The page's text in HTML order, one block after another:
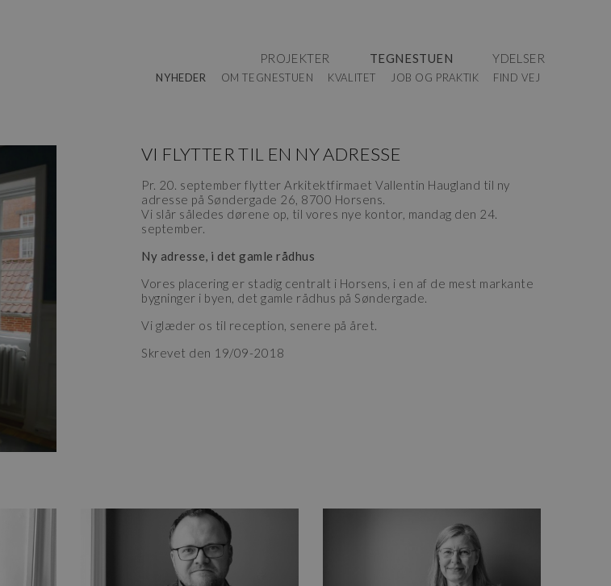
PROJEKTER TEGNESTUEN
NYHEDER OM TEGNESTUEN KVALITET JOB OG PRAKTIK FIND VEJ
YDELSER
VI FLYTTER TIL EN NY ADRESSE
Pr. 20. september flytter Arkitektfirmaet Vallentin Haugland til ny
adresse på Søndergade 26, 8700 Horsens.
Vi slår således dørene op, til vores nye kontor, mandag den 24.
september.
Ny adresse, i det gamle rådhus
Vores placering er stadig centralt i Horsens, i en af de mest markante
bygninger i byen, det gamle rådhus på Søndergade.
Vi glæder os til reception, senere på året.
Skrevet den 19/09-2018